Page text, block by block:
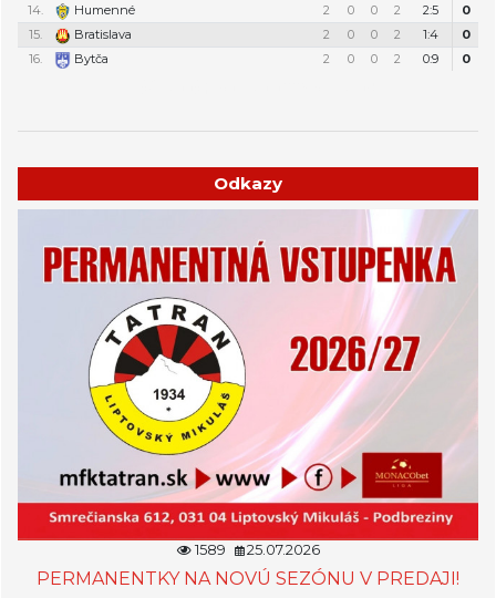
14.
Humenné 2 0 0 2 2:5
0
15.
Bratislava 2 0 0 2 1:4
0
16.
Bytča 2 0 0 2 0:9 0
Odkazy
1589 25.07.2026
PERMANENTKY NA NOVÚ SEZÓNU V PREDAJI!